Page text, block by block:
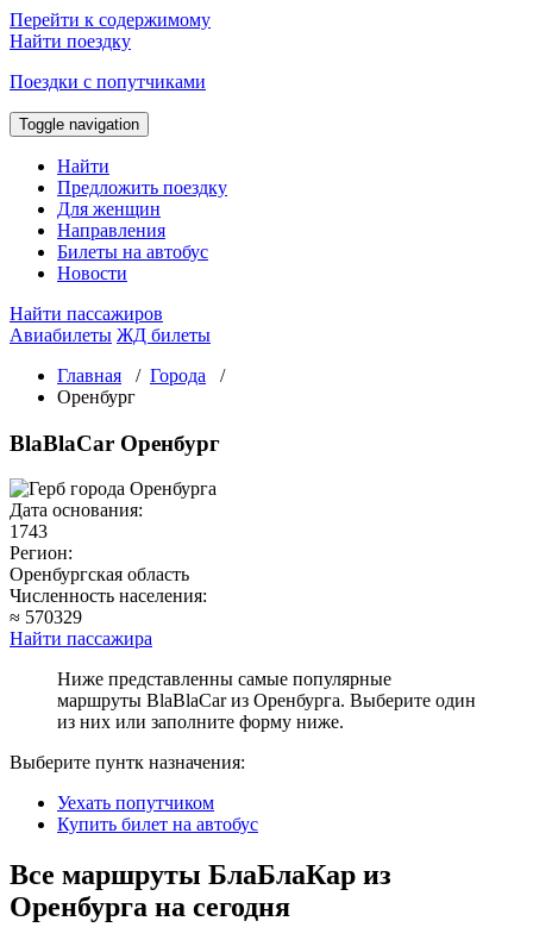
Перейти к содержимому
Найти поездку
Поездки с попутчиками
Toggle navigation
Найти
Предложить поездку
Для женщин
Направления
Билеты на автобус
Новости
Найти пассажиров
Авиабилеты ЖД билеты
Главная / Города /
Оренбург
BlaBlaCar Оренбург
Дата основания:
1743
Регион:
Оренбургская область
Численность населения:
≈ 570329
Найти пассажира
Ниже представленны самые популярные
маршруты BlaBlaCar из Оренбурга. Выберите один
из них или заполните форму ниже.
Выберите пунтк назначения:
Уехать попутчиком
Купить билет на автобус
Все маршруты БлаБлаКар из
Оренбурга на сегодня